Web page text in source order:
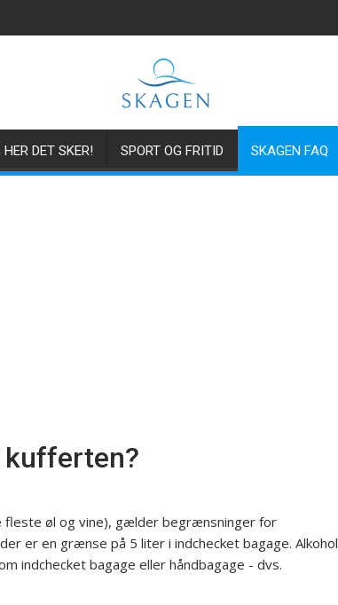
HER DET SKER! SPORT OG FRITID SKAGEN FAQ
kufferten?
fleste øl og vine), gælder begrænsninger for
er en grænse på 5 liter i indchecket bagage. Alkohol
indchecket bagage eller håndbagage - dvs.